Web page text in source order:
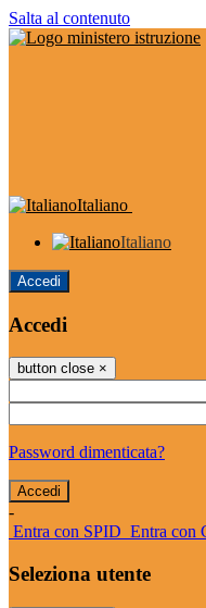
Salta al contenuto
Italiano
Italiano
Accedi
Accedi
button close ×
Password dimenticata?
-
Entra con SPID Entra con
Seleziona utente